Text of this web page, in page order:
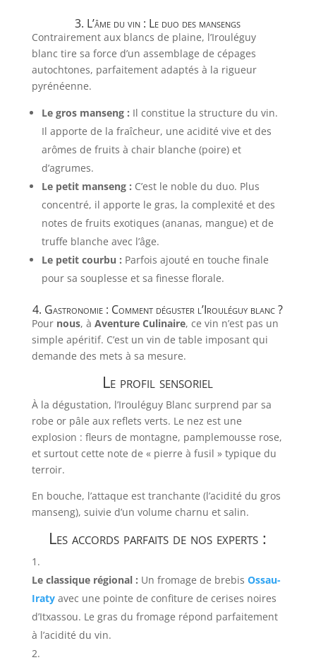
3. L’âme du vin : Le duo des mansengs
Contrairement aux blancs de plaine, l’Irouléguy
blanc tire sa force d’un assemblage de cépages
autochtones, parfaitement adaptés à la rigueur
pyrénéenne.
Le gros manseng : Il constitue la structure du vin.
Il apporte de la fraîcheur, une acidité vive et des
arômes de fruits à chair blanche (poire) et
d’agrumes.
Le petit manseng : C’est le noble du duo. Plus
concentré, il apporte le gras, la complexité et des
notes de fruits exotiques (ananas, mangue) et de
truffe blanche avec l’âge.
Le petit courbu : Parfois ajouté en touche finale
pour sa souplesse et sa finesse florale.
4. Gastronomie : Comment déguster l’Irouléguy blanc ?
Pour nous, à Aventure Culinaire, ce vin n’est pas un
simple apéritif. C’est un vin de table imposant qui
demande des mets à sa mesure.
Le profil sensoriel
À la dégustation, l’Irouléguy Blanc surprend par sa
robe or pâle aux reflets verts. Le nez est une
explosion : fleurs de montagne, pamplemousse rose,
et surtout cette note de « pierre à fusil » typique du
terroir.
En bouche, l’attaque est tranchante (l’acidité du gros
manseng), suivie d’un volume charnu et salin.
Les accords parfaits de nos experts :
Le classique régional : Un fromage de brebis Ossau-
Iratyavec une pointe de confiture de cerises noires
d’Itxassou. Le gras du fromage répond parfaitement
à l’acidité du vin.